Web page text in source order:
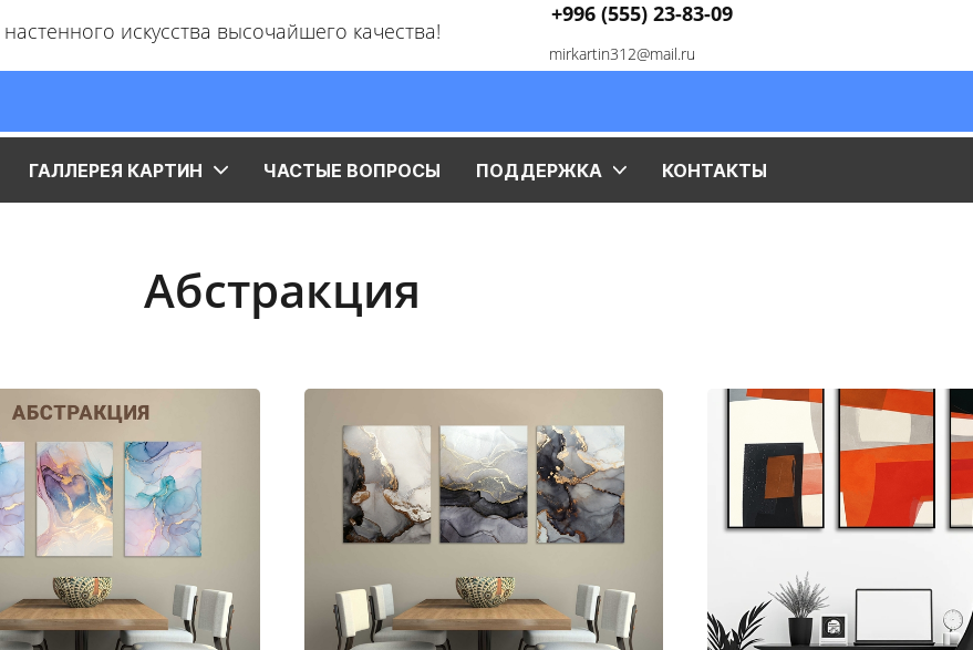
искусства высочайшего качества!
+996 (555) 23-83-09
mirkartin312@mail.ru
ГАЛЛЕРЕЯ КАРТИН ЧАСТЫЕ ВОПРОСЫ ПОДДЕРЖКА КОНТАКТЫ
Абстракция